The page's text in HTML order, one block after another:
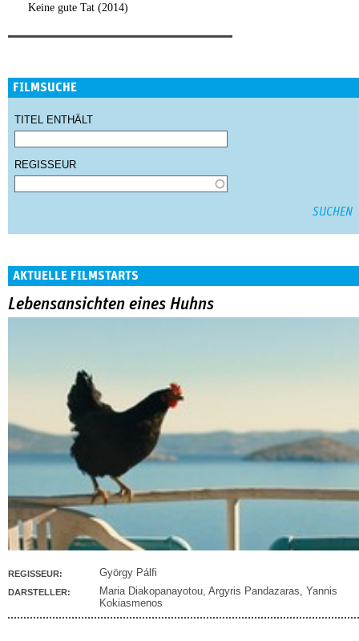
Keine gute Tat (2014)
FILMSUCHE
TITEL ENTHÄLT
REGISSEUR
AKTUELLE FILMSTARTS
Lebensansichten eines Huhns
REGISSEUR: György Pálfi
DARSTELLER: Maria Diakopanayotou, Argyris Pandazaras, Yannis
Kokiasmenos